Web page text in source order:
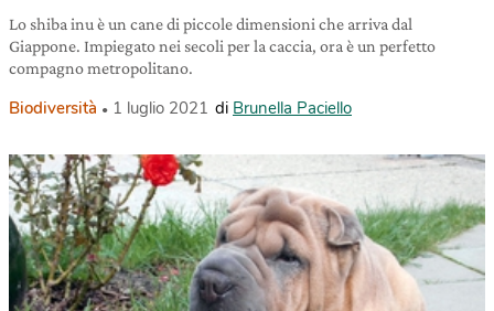
Lo shiba inu è un cane di piccole dimensioni che arriva dal
Giappone. Impiegato nei secoli per la caccia, ora è un perfetto
compagno metropolitano.
Biodiversità 1 luglio 2021 di Brunella Paciello